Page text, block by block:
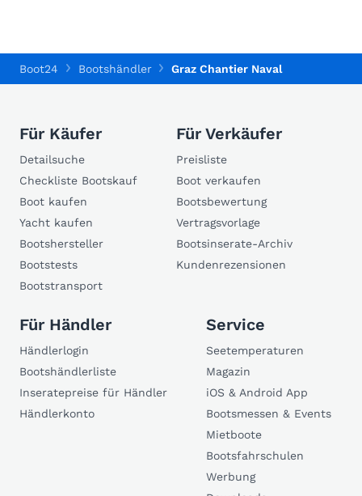
Boot24 Bootshändler Graz Chantier Naval
Für Käufer
Detailsuche
Checkliste Bootskauf
Boot kaufen
Yacht kaufen
Bootshersteller
Bootstests
Bootstransport
Für Verkäufer
Preisliste
Boot verkaufen
Bootsbewertung
Vertragsvorlage
Bootsinserate-Archiv
Kundenrezensionen
Für Händler
Händlerlogin
Bootshändlerliste
Inseratepreise für Händler
Händlerkonto
Service
Seetemperaturen
Magazin
iOS & Android App
Bootsmessen & Events
Mietboote
Bootsfahrschulen
Werbung